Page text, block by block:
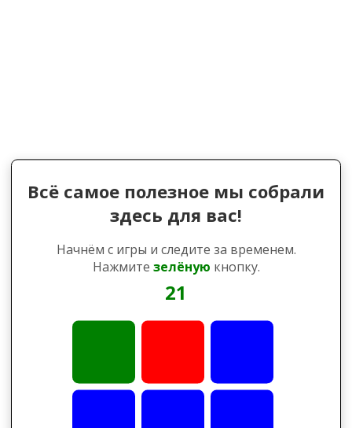
Всё самое полезное мы собрали
здесь для вас!
Начнём с игры и следите за временем.
Нажмите зелёную кнопку.
21